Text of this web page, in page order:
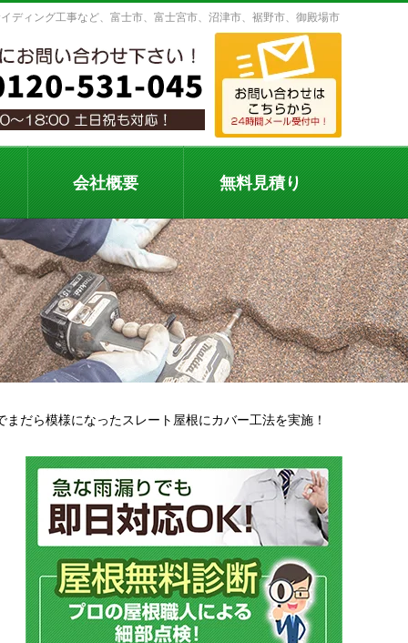
ディング工事など、富士市、富士宮市、沼津市、裾野市、御殿場市
会社概要 無料見積り
だら模様になったスレート屋根にカバー工法を実施！